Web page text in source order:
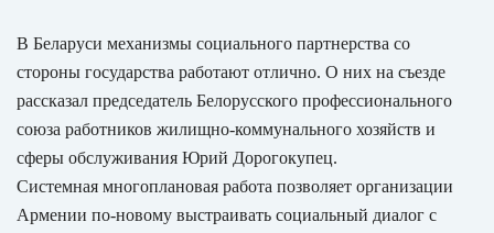
В Беларуси механизмы социального партнерства со
стороны государства работают отлично. О них на съезде
рассказал председатель Белорусского профессионального
союза работников жилищно-коммунального хозяйств и
сферы обслуживания Юрий Дорогокупец.
Системная многоплановая работа позволяет организации
Армении по-новому выстраивать социальный диалог с